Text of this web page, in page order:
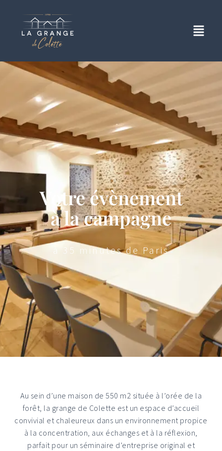
Votre évènement
à la campagne
à 35 minutes de Paris
Au sein d’une maison de 550 m2 située à l’orée de la
forêt, la grange de Colette est un espace d’accueil
convivial et chaleureux dans un environnement propice
à la concentration, aux échanges et à la réflexion,
parfait pour un séminaire d’entreprise original et